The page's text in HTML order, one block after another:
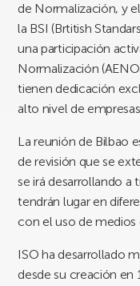
de Normalización, y
la BSI (Brtitish
una participación
Normalización
tienen dedicación
alto nivel de
La reunión de Bilbao
de revisión que se
se irá desarrollando a
tendrán lugar en
con el uso de
ISO ha desarrollado
desde su creación en